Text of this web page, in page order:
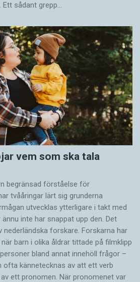
Ett sådant grepp…
vem som ska tala
begränsad förståelse för
tvååringar lärt sig grunderna
utvecklas ytterligare i takt med
inte har snappat upp den. Det
forskare. Forskarna har
barn i olika åldrar tittade på filmklipp
bland annat innehöll frågor –
ofta kännetecknas av att ett verb
ett pronomen. När pronomenet var